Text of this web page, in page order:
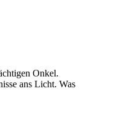
Onkel.
ans Licht. Was